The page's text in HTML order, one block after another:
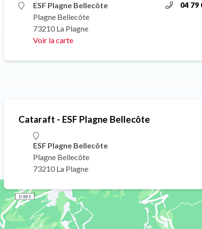
ESF Plagne Bellecôte
Plagne Bellecôte
73210 La Plagne
Voir la carte
04 79
Cataraft - ESF Plagne Bellecôte
ESF Plagne Bellecôte
Plagne Bellecôte
73210 La Plagne